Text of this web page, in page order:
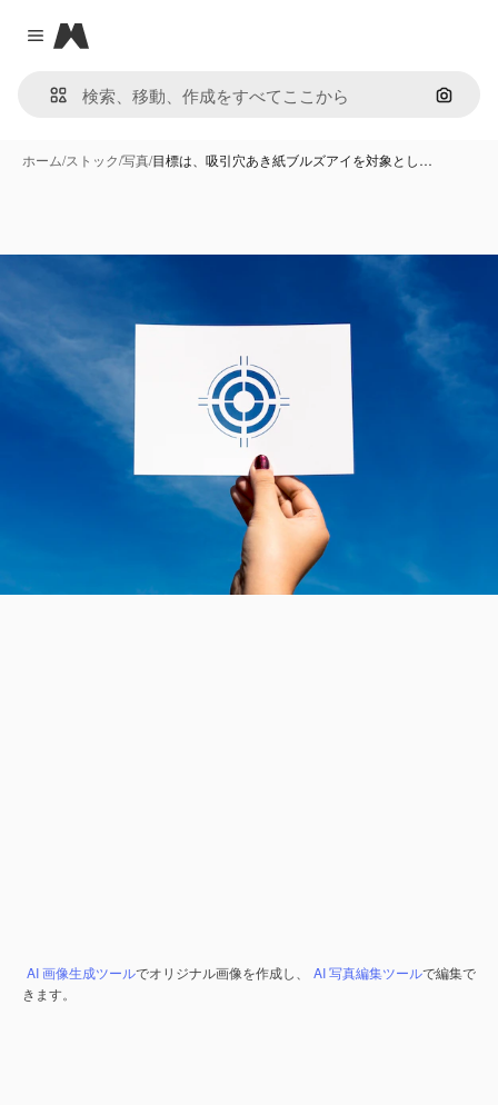
Close menu
Magnific
画像で
ホーム/ストック/写真/目標は、吸引穴あき紙ブルズアイを対象とし…
AI 画像生成ツールでオリジナル画像を作成し、 AI 写真編集ツールで編集で
きます。